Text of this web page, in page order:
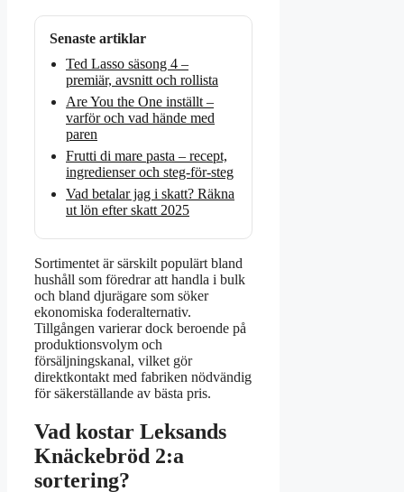
Senaste artiklar
Ted Lasso säsong 4 –
premiär, avsnitt och rollista
Are You the One inställt –
varför och vad hände med
paren
Frutti di mare pasta – recept,
ingredienser och steg-för-steg
Vad betalar jag i skatt? Räkna
ut lön efter skatt 2025
Sortimentet är särskilt populärt bland
hushåll som föredrar att handla i bulk
och bland djurägare som söker
ekonomiska foderalternativ.
Tillgången varierar dock beroende på
produktionsvolym och
försäljningskanal, vilket gör
direktkontakt med fabriken nödvändig
för säkerställande av bästa pris.
Vad kostar Leksands
Knäckebröd 2:a
sortering?